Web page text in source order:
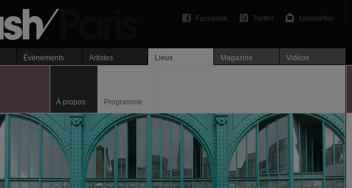
Newsletter
Twitter
Facebook
Événements Artistes Lieux Magazine Vidéos
À propos Programme